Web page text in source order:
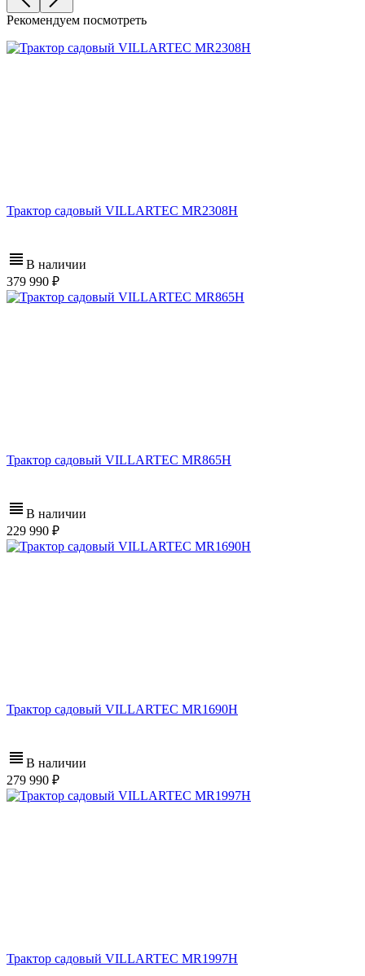
Рекомендуем посмотреть
Трактор садовый VILLARTEC MR2308H
В наличии
379 990
Трактор садовый VILLARTEC MR865H
В наличии
229 990
Трактор садовый VILLARTEC MR1690H
В наличии
279 990
Трактор садовый VILLARTEC MR1997H